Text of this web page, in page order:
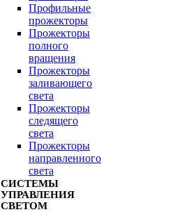
Профильные
прожекторы
Прожекторы
полного
вращения
Прожекторы
заливающего
света
Прожекторы
следящего
света
Прожекторы
направленного
света
СИСТЕМЫ
УПРАВЛЕНИЯ
СВЕТОМ